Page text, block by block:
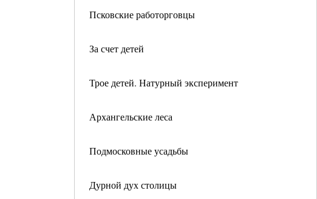
Псковские работорговцы
За счет детей
Трое детей. Натурный эксперимент
Архангельские леса
Подмосковные усадьбы
Дурной дух столицы